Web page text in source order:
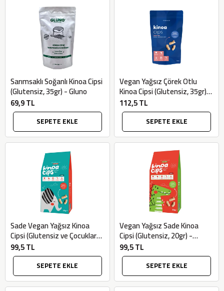
Sarımsaklı Soğanlı Kinoa Cipsi
(Glutensiz, 35gr) - Gluno
69,9 TL
SEPETE EKLE
Vegan Yağsız Çörek Otlu
Kinoa Cipsi (Glutensiz, 35gr) -
Slimplus
112,5 TL
SEPETE EKLE
Sade Vegan Yağsız Kinoa
Cipsi (Glutensiz ve Çocuklara
Özel Tatlı Fil Ambalaj , 20gr) -
Slimplus
99,5 TL
SEPETE EKLE
Vegan Yağsız Sade Kinoa
Cipsi (Glutensiz, 20gr) -
Slimplus
99,5 TL
SEPETE EKLE